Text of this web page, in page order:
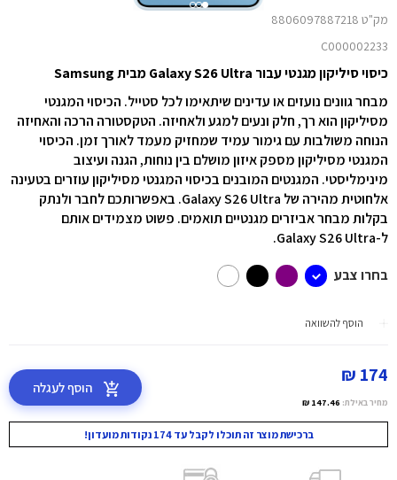
מק"ט 8806097887218
C000002233
כיסוי סיליקון מגנטי עבור Galaxy S26 Ultra מבית Samsung
מבחר גוונים נועזים או עדינים שיתאימו לכל סטייל. הכיסוי המגנטי
מסיליקון הוא רך, חלק ונעים למגע ולאחיזה. הטקסטורה הרכה והאחיזה
הנוחה משולבות עם גימור עמיד שמחזיק מעמד לאורך זמן. הכיסוי
המגנטי מסיליקון מספק איזון מושלם בין נוחות, הגנה ועיצוב
מינימליסטי. המגנטים המובנים בכיסוי המגנטי מסיליקון עוזרים בטעינה
אלחוטית מהירה של ‎Galaxy S26 Ultra. באפשרותכם לחבר ולנתק
בקלות מבחר אביזרים מגנטיים תואמים. פשוט מצמידים אותם
ל-‎Galaxy S26 Ultra.
בחרו צבע
הוסף להשוואה
174 ₪
מחיר באילת: 147.46 ₪
הוסף לעגלה
ברכישת מוצר זה תוכלו לקבל עד 174 נקודות מועדון!